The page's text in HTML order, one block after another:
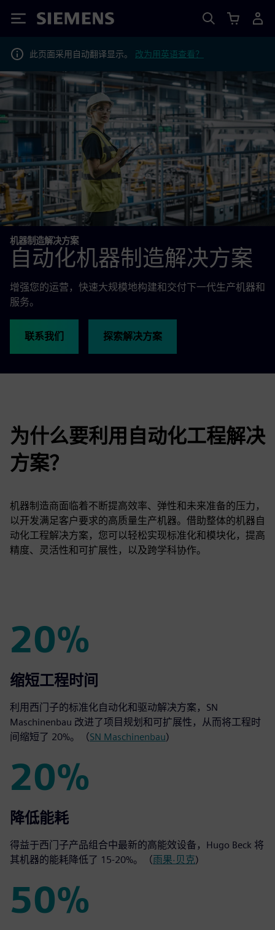
Siemens
此页面采用自动翻译显示。 改为用英语查看？
机器制造解决方案
自动化机器制造解决方案
增强您的运营，快速大规模地构建和交付下一代生产机器和
服务。
联系我们 探索解决方案
为什么要利用自动化工程解决
方案？
机器制造商面临着不断提高效率、弹性和未来准备的压力，
以开发满足客户要求的高质量生产机器。借助整体的机器自
动化工程解决方案，您可以轻松实现标准化和模块化，提高
精度、灵活性和可扩展性，以及跨学科协作。
20%
20%
缩短工程时间
利用西门子的标准化自动化和驱动解决方案，SN
Maschinenbau 改进了项目规划和可扩展性，从而将工程时
间缩短了 20%。（SN Maschinenbau)
20%
20%
降低能耗
得益于西门子产品组合中最新的高能效设备，Hugo Beck 将
其机器的能耗降低了 15-20%。（雨果·贝克)
50%